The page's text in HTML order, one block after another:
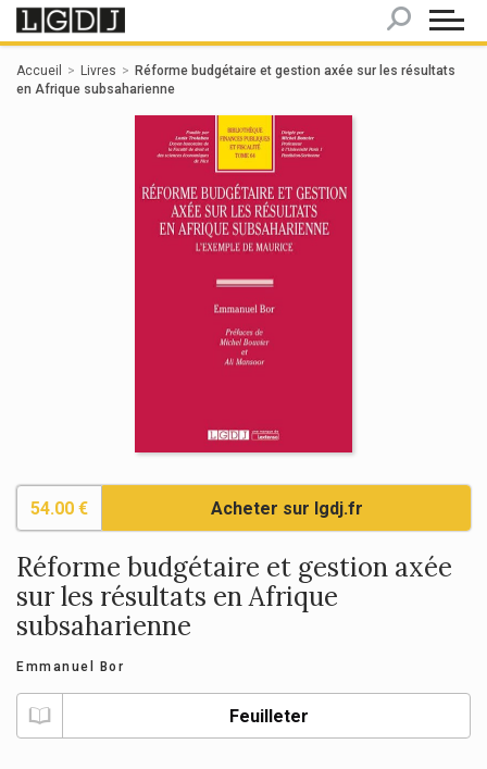
Accueil Livres
Réforme budgétaire et gestion axée sur les résultats
en Afrique subsaharienne
54.00 € Acheter sur lgdj.fr
Réforme budgétaire et gestion axée
sur les résultats en Afrique
subsaharienne
Emmanuel Bor
Feuilleter
Panneau de gestion des cookies